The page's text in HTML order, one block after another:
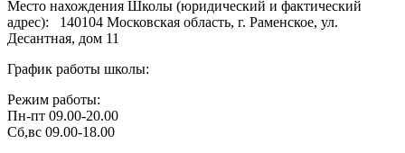
Место нахождения Школы (юридический и фактический
адрес):
140104 Московская область, г. Раменское, ул.
Десантная, дом 11
График работы школы:
Режим работы:
Пн-пт 09.00-20.00
Сб,вс 09.00-18.00